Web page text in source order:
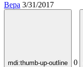
Вера 3/31/2017
mdi:thumb-up-outline 0